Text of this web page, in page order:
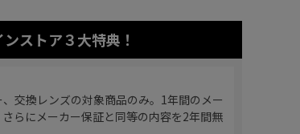
ンストア３大特典！
交換レンズの対象商品のみ。1年間のメー
らにメーカー保証と同等の内容を2年間無